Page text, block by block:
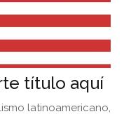
título aquí
latinoamericano,